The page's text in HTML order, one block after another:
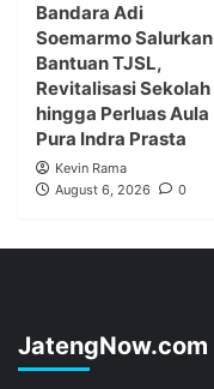
Bandara Adi
Soemarmo Salurkan
Bantuan TJSL,
Revitalisasi Sekolah
hingga Perluas Aula
Pura Indra Prasta
Kevin Rama
August 6, 2026
0
JatengNow.com